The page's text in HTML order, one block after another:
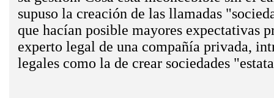
supuso la creación de las llamadas
que hacían posible mayores expectativas
experto legal de una compañía privada,
legales como la de crear sociedades